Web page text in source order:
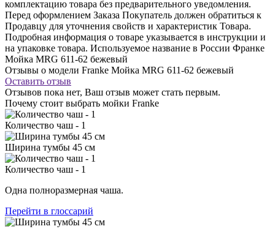
комплектацию товара без предварительного уведомления.
Перед оформлением Заказа Покупатель должен обратиться к
Продавцу для уточнения свойств и характеристик Товара.
Подробная информация о товаре указывается в инструкции и
на упаковке товара. Используемое название в России Франке
Мойка MRG 611-62 бежевый
Отзывы о модели Franke Мойка MRG 611-62 бежевый
Оставить отзыв
Отзывов пока нет, Ваш отзыв может стать первым.
Почему стоит выбрать мойки Franke
Количество чаш - 1
Ширина тумбы 45 см
Количество чаш - 1
Одна полноразмерная чаша.
Перейти в глоссарий